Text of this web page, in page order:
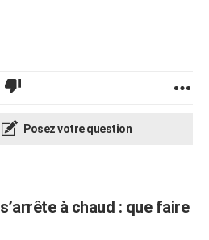
Posez votre question
à chaud : que faire